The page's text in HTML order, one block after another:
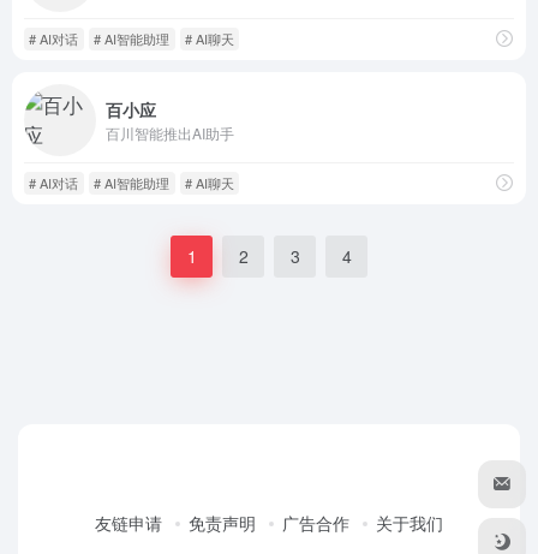
# AI对话 # AI智能助理 # AI聊天
百小应
百川智能推出AI助手
# AI对话 # AI智能助理 # AI聊天
1 2 3 4
友链申请 免责声明 广告合作 关于我们